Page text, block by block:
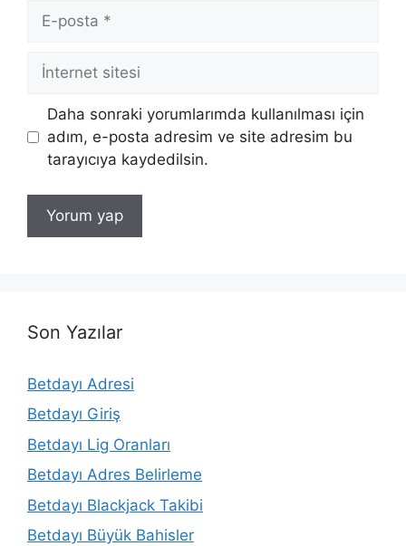
posta
İnternet
Daha sonraki yorumlarımda kullanılması için
adım, e-posta adresim ve site adresim bu
tarayıcıya kaydedilsin.
Son Yazılar
Betdayı Adresi
Betdayı Giriş
Betdayı Lig Oranları
Betdayı Adres Belirleme
Betdayı Blackjack Takibi
Betdayı Büyük Bahisler